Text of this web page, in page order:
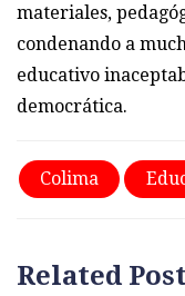
materiales,
condenando a
educativo
democrática.
Colima
Related Post